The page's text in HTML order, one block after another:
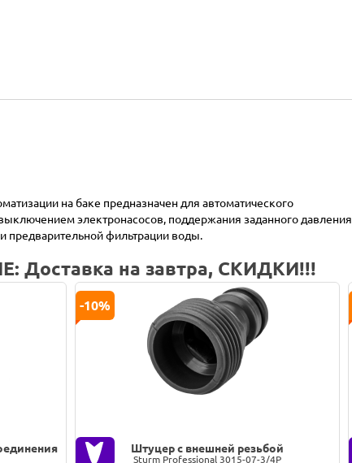
на баке предназначен для автоматического
электронасосов, поддержания заданного давления
предварительной фильтрации воды.
на завтра, СКИДКИ!!!
Штуцер с внешней резьбой
Sturm Professional 3015-07-3/4P
-10%